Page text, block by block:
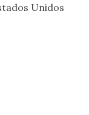
Unidos